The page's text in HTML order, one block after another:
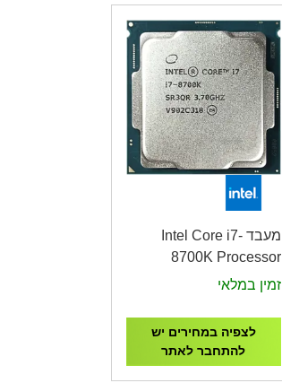
מעבד Intel Core i7-
8700K Processor
4.7GHz
זמין במלאי
לצפיה במחירים יש
להתחבר לאתר